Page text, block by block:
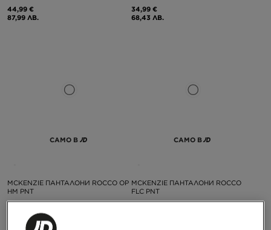
44,99 €
87,99 ЛВ.
34,99 €
68,43 ЛВ.
САМО В
MCKENZIE ПАНТАЛОНИ ROCCO OP
HM PNT
46,92 ЛВ.
САМО В
MCKENZIE ПАНТАЛОНИ ROCCO
FLC PNT